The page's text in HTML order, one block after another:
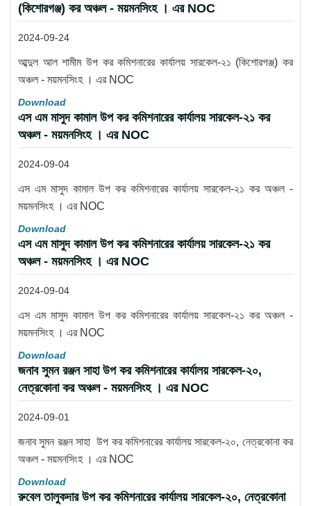
(কিশোরগঞ্জ) কর অঞ্চল - ময়মনসিংহ । এর NOC
2024-09-24
আব্দুল আল শামীম উপ কর কমিশনারের কার্যালয় সারকেল-২১ (কিশোরগঞ্জ) কর
অঞ্চল - ময়মনসিংহ । এর NOC
Download
এস এম মাসুদ কামাল উপ কর কমিশনারের কার্যালয় সারকেল-২১ কর
অঞ্চল - ময়মনসিংহ । এর NOC
2024-09-04
এস এম মাসুদ কামাল উপ কর কমিশনারের কার্যালয় সারকেল-২১ কর অঞ্চল -
ময়মনসিংহ । এর NOC
Download
এস এম মাসুদ কামাল উপ কর কমিশনারের কার্যালয় সারকেল-২১ কর
অঞ্চল - ময়মনসিংহ । এর NOC
2024-09-04
এস এম মাসুদ কামাল উপ কর কমিশনারের কার্যালয় সারকেল-২১ কর অঞ্চল -
ময়মনসিংহ । এর NOC
Download
জনাব সুমন রঞ্জন সাহা উপ কর কমিশনারের কার্যালয় সারকেল-২০,
নেত্রকোনা কর অঞ্চল - ময়মনসিংহ । এর NOC
2024-09-01
জনাব সুমন রঞ্জন সাহা উপ কর কমিশনারের কার্যালয় সারকেল-২০, নেত্রকোনা কর
অঞ্চল - ময়মনসিংহ । এর NOC
Download
রুবেল তালুকদার উপ কর কমিশনারের কার্যালয় সারকেল-২০, নেত্রকোনা